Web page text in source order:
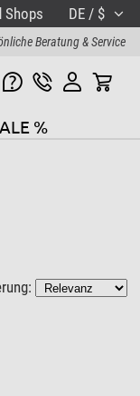
Shops DE / $
Beratung & Service
%